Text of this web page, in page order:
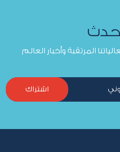
المرتقبة وأخبار العالم
اشتراك